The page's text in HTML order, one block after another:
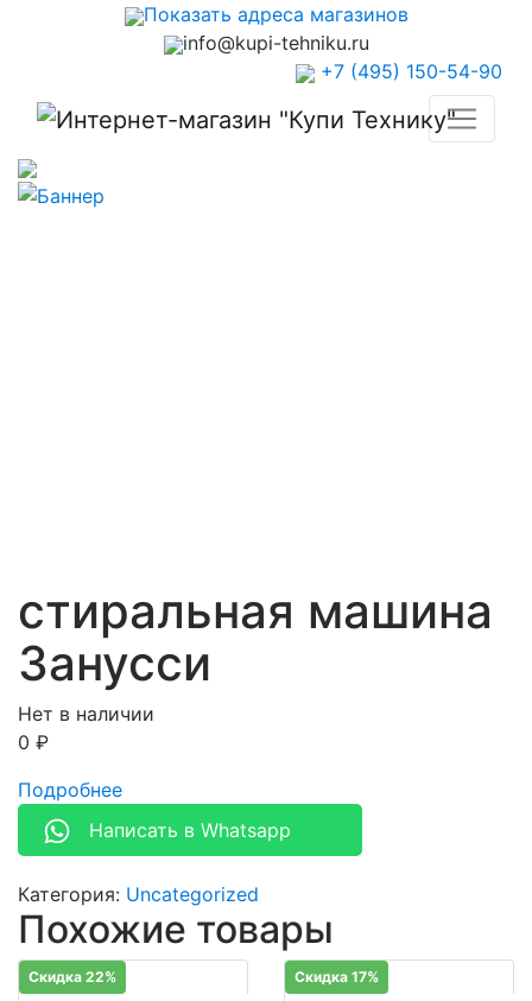
Показать адреса магазинов
info@kupi-tehniku.ru
+7 (495) 150-54-90
стиральная машина
Занусси
Нет в наличии
0 ₽
Подробнее
Написать в Whatsapp
Категория: Uncategorized
Похожие товары
Скидка 22% Скидка 17%